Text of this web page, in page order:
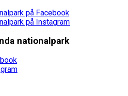
på Facebook
på Instagram
nationalpark